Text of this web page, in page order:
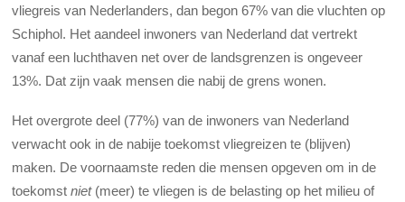
vliegreis van Nederlanders, dan begon 67% van die vluchten op
Schiphol. Het aandeel inwoners van Nederland dat vertrekt
vanaf een luchthaven net over de landsgrenzen is ongeveer
13%. Dat zijn vaak mensen die nabij de grens wonen.
Het overgrote deel (77%) van de inwoners van Nederland
verwacht ook in de nabije toekomst vliegreizen te (blijven)
maken. De voornaamste reden die mensen opgeven om in de
toekomstniet(meer) te vliegen is de belasting op het milieu of